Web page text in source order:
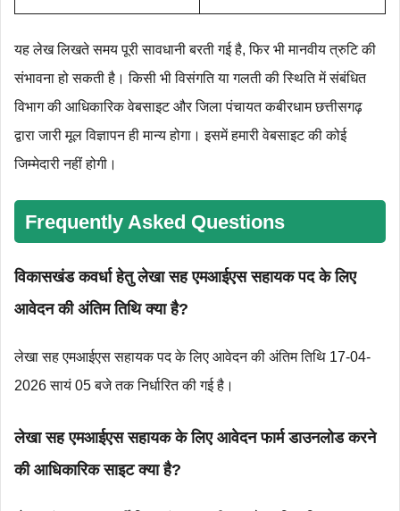
यह लेख लिखते समय पूरी सावधानी बरती गई है, फिर भी मानवीय त्रुटि की
संभावना हो सकती है। किसी भी विसंगति या गलती की स्थिति में संबंधित
विभाग की आधिकारिक वेबसाइट और जिला पंचायत कबीरधाम छत्तीसगढ़
द्वारा जारी मूल विज्ञापन ही मान्य होगा। इसमें हमारी वेबसाइट की कोई
जिम्मेदारी नहीं होगी।
Frequently Asked Questions
विकासखंड कवर्धा हेतु लेखा सह एमआईएस सहायक पद के लिए
आवेदन की अंतिम तिथि क्या है?
लेखा सह एमआईएस सहायक पद के लिए आवेदन की अंतिम तिथि 17-04-
2026 सायं 05 बजे तक निर्धारित की गई है।
लेखा सह एमआईएस सहायक के लिए आवेदन फार्म डाउनलोड करने
की आधिकारिक साइट क्या है?